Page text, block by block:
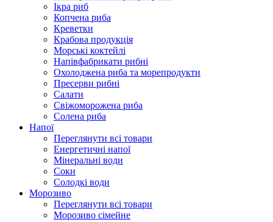
Ікра риб
Копчена риба
Крeветки
Крабова продукція
Морські коктейлi
Напівфабрикати рибні
Охолоджена риба та морепродукти
Пресерви рибні
Сaлати
Свіжоморожена риба
Солена риба
Напої
Переглянути всі товари
Енергетичні напої
Мінеральні води
Соки
Солодкі води
Морозиво
Переглянути всі товари
Морозиво сімейне